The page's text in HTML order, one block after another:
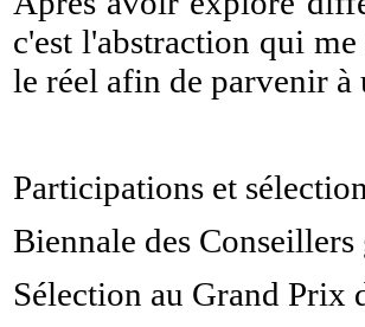
c'est l'abstraction qui
le réel afin de parvenir à
Participations et
Biennale des
Sélection au Grand Prix